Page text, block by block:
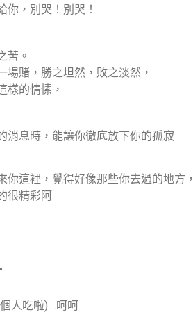
你，別哭！別哭！
苦。
賭，勝之坦然，敗之淡然，
樣的情愫，
消息時，能讓你徹底放下你的孤寂
這裡，覺得好像那些你去過的地方，
很精彩阿
人吃啦)....呵呵